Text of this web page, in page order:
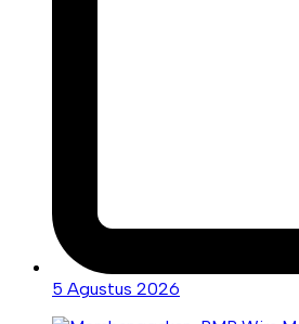
5 Agustus 2026